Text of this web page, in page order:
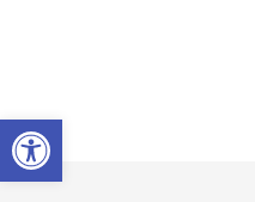
Abrir barra